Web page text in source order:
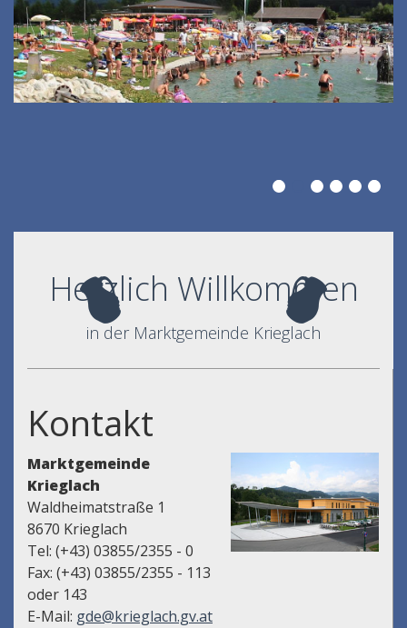
Herzlich Willkommen
in der Marktgemeinde Krieglach
Kontakt
Marktgemeinde
Krieglach
Waldheimatstraße 1
8670 Krieglach
Tel: (+43) 03855/2355 - 0
Fax: (+43) 03855/2355 - 113
oder 143
E-Mail: gde@krieglach.gv.at